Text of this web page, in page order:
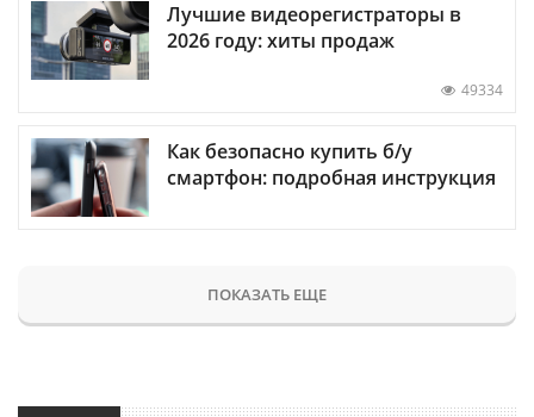
Лучшие видеорегистраторы в
2026 году: хиты продаж
49334
Как безопасно купить б/у
смартфон: подробная инструкция
ПОКАЗАТЬ ЕЩЕ